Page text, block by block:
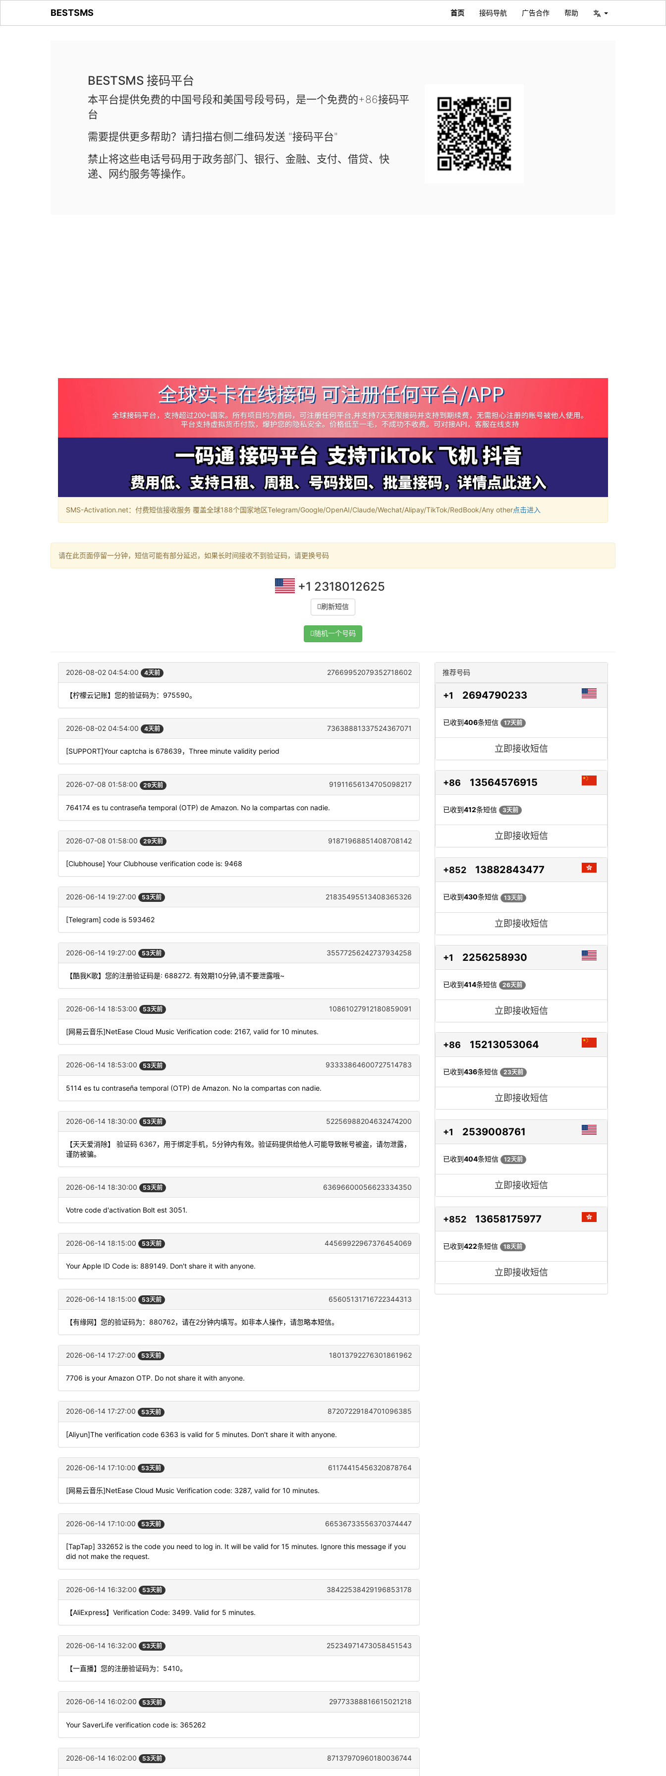
BESTSMS 首页 接码导航 广告合作 帮助
BESTSMS 接码平台
本平台提供免费的中国号段和美国号段号码，是一个免费的+86接码平
台
需要提供更多帮助？请扫描右侧二维码发送 "接码平台"
禁止将这些电话号码用于政务部门、银行、金融、支付、借贷、快
递、网约服务等操作。
SMS-Activation.net：付费短信接收服务 覆盖全球188个国家地区Telegram/Google/OpenAI/Claude/Wechat/Alipay/TikTok/RedBook/Any other点击进入
请在此页面停留一分钟，短信可能有部分延迟，如果长时间接收不到验证码，请更换号码
+1 2318012625
刷新短信
随机一个号码
2026-08-02 04:54:00 4天前 27669952079352718602
【柠檬云记账】您的验证码为：975590。
2026-08-02 04:54:00 4天前 73638881337524367071
[SUPPORT]Your captcha is 678639，Three minute validity period
2026-07-08 01:58:00 29天前 91911656134705098217
764174 es tu contraseña temporal (OTP) de Amazon. No la compartas con nadie.
2026-07-08 01:58:00 29天前 91871968851408708142
[Clubhouse] Your Clubhouse verification code is: 9468
2026-06-14 19:27:00 53天前 21835495513408365326
[Telegram] code is 593462
2026-06-14 19:27:00 53天前 35577256242737934258
【酷我K歌】您的注册验证码是: 688272. 有效期10分钟,请不要泄露哦~
2026-06-14 18:53:00 53天前 10861027912180859091
[网易云音乐]NetEase Cloud Music Verification code: 2167, valid for 10 minutes.
2026-06-14 18:53:00 53天前 93333864600727514783
5114 es tu contraseña temporal (OTP) de Amazon. No la compartas con nadie.
2026-06-14 18:30:00 53天前 52256988204632474200
【天天爱消除】 验证码 6367，用于绑定手机，5分钟内有效。验证码提供给他人可能导致帐号被盗，请勿泄露，
谨防被骗。
2026-06-14 18:30:00 53天前 63696600056623334350
Votre code d'activation Bolt est 3051.
2026-06-14 18:15:00 53天前 44569922967376454069
Your Apple ID Code is: 889149. Don't share it with anyone.
2026-06-14 18:15:00 53天前 65605131716722344313
【有缘网】您的验证码为：880762，请在2分钟内填写。如非本人操作，请忽略本短信。
2026-06-14 17:27:00 53天前 18013792276301861962
7706 is your Amazon OTP. Do not share it with anyone.
2026-06-14 17:27:00 53天前 87207229184701096385
[Aliyun]The verification code 6363 is valid for 5 minutes. Don't share it with anyone.
2026-06-14 17:10:00 53天前 61174415456320878764
[网易云音乐]NetEase Cloud Music Verification code: 3287, valid for 10 minutes.
2026-06-14 17:10:00 53天前 66536733556370374447
[TapTap] 332652 is the code you need to log in. It will be valid for 15 minutes. Ignore this message if you
did not make the request.
2026-06-14 16:32:00 53天前 38422538429196853178
【AliExpress】Verification Code: 3499. Valid for 5 minutes.
2026-06-14 16:32:00 53天前 25234971473058451543
【一直播】您的注册验证码为：5410。
2026-06-14 16:02:00 53天前 29773388816615021218
Your SaverLife verification code is: 365262
2026-06-14 16:02:00 53天前 87137970960180036744
推荐号码
+1 2694790233
已收到406条短信 17天前
立即接收短信
+86 13564576915
已收到412条短信 3天前
立即接收短信
+852 13882843477
已收到430条短信 13天前
立即接收短信
+1 2256258930
已收到414条短信 26天前
立即接收短信
+86 15213053064
已收到436条短信 23天前
立即接收短信
+1 2539008761
已收到404条短信 12天前
立即接收短信
+852 13658175977
已收到422条短信 18天前
立即接收短信